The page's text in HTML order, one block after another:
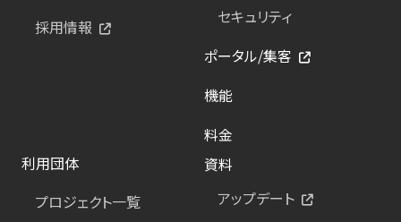
採用情報
セキュリティ
ポータル/集客
機能
料金
利用団体
プロジェクト一覧
資料
アップデート